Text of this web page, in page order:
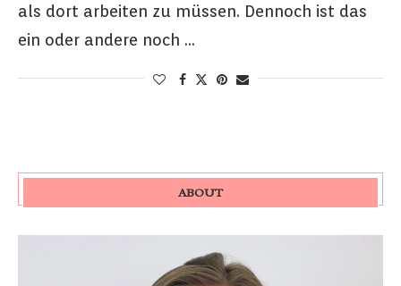
als dort arbeiten zu müssen. Dennoch ist das
ein oder andere noch …
ABOUT